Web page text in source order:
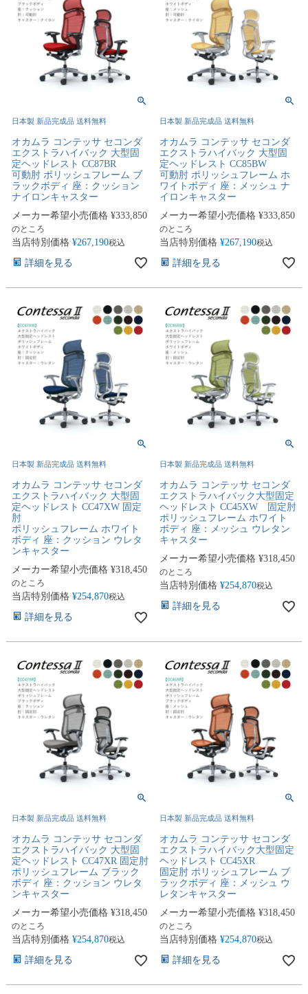
日本製 新品完成品 送料無料
オカムラ コンテッサ セコンダ
エクストラハイバック 大型固
定ヘッドレスト CC87BR
可動肘 ポリッシュフレーム ブ
ラックボディ 座：クッション
ナイロンキャスター
メーカー希望小売価格 ¥333,850
のところ
当店特別価格 ¥267,190税込
詳細を見る
日本製 新品完成品 送料無料
オカムラ コンテッサ セコンダ
エクストラハイバック 大型固
定ヘッドレスト CC85BW
可動肘 ポリッシュフレーム ホ
ワイトボディ 座：メッシュ ナ
イロンキャスター
メーカー希望小売価格 ¥333,850
のところ
当店特別価格 ¥267,190税込
詳細を見る
日本製 新品完成品 送料無料
オカムラ コンテッサ セコンダ
エクストラハイバック 大型固
定ヘッドレスト CC47XW 固定
肘
ポリッシュフレーム ホワイト
ボディ 座：クッション ウレタ
ンキャスター
メーカー希望小売価格 ¥318,450
のところ
当店特別価格 ¥254,870税込
詳細を見る
日本製 新品完成品 送料無料
オカムラ コンテッサ セコンダ
エクストラハイバック大型固定
ヘッドレスト CC45XW 固定肘
ポリッシュフレーム ホワイト
ボディ 座：メッシュ ウレタン
キャスター
メーカー希望小売価格 ¥318,450
のところ
当店特別価格 ¥254,870税込
詳細を見る
日本製 新品完成品 送料無料
オカムラ コンテッサ セコンダ
エクストラハイバック 大型固
定ヘッドレスト CC47XR 固定肘
ポリッシュフレーム ブラック
ボディ 座：クッション ウレタ
ンキャスター
メーカー希望小売価格 ¥318,450
のところ
当店特別価格 ¥254,870税込
詳細を見る
日本製 新品完成品 送料無料
オカムラ コンテッサ セコンダ
エクストラハイバック大型固定
ヘッドレスト CC45XR
固定肘 ポリッシュフレーム ブ
ラックボディ 座：メッシュ ウ
レタンキャスター
メーカー希望小売価格 ¥318,450
のところ
当店特別価格 ¥254,870税込
詳細を見る